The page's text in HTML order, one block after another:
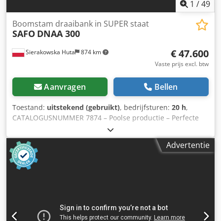
1 /49
Sierakowska Huta 874 km
Boomstam draaibank in SUPER staat
SAFO DNAA 300
€ 47.600
Vaste prijs excl. btw
Aanvragen Bellen
Toestand: uitstekend (gebruikt), bedrijfsturen: 20 h,
CATALOGUSNUMMER 7874 – Poolse productie – Perfecte
staat – heeft slechts 20 uur gedraaid – Originele
documentatie DTR + CE – Extra messen – Extra bussen
inbegrepen: 18mm, 19, 20, 21, 22, 23, 24, 25, 26, 27, 28,
29mm – Instelgereedschap voor messen – Gebruikte
machine, ongeschilderd Technische gegevens: - Diameter
de messenstalen kop: 55kW - Traploze aanpassing van de
Advertentie